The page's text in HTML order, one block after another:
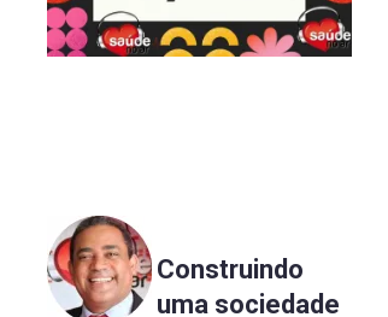
Construindo
uma sociedade